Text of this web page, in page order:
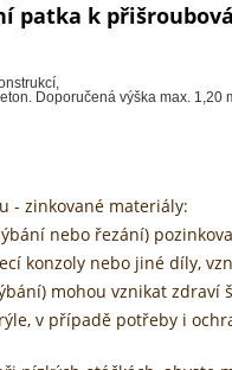
patka k
Doporučená výška max. 1,20
- zinkované materiály:
nebo řezání)
konzoly nebo jiné díly,
mohou vznikat zdraví
v případě potřeby i